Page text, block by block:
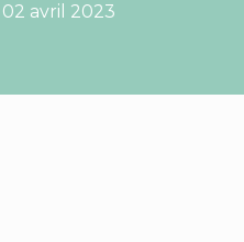
avril 2023